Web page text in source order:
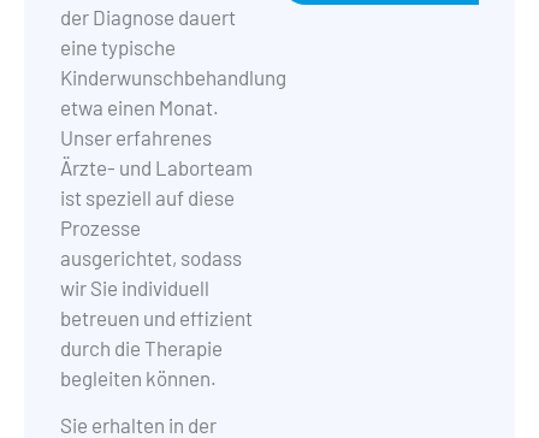
der Diagnose dauert
eine typische
Kinderwunschbehandlung
etwa einen Monat.
Unser erfahrenes
Ärzte- und Laborteam
ist speziell auf diese
Prozesse
ausgerichtet, sodass
wir Sie individuell
betreuen und effizient
durch die Therapie
begleiten können.
Sie erhalten in der